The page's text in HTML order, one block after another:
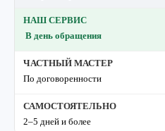
В день обращения
По договоренности
2–5 дней и более